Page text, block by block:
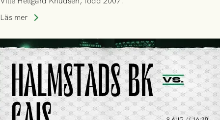
Läs mer